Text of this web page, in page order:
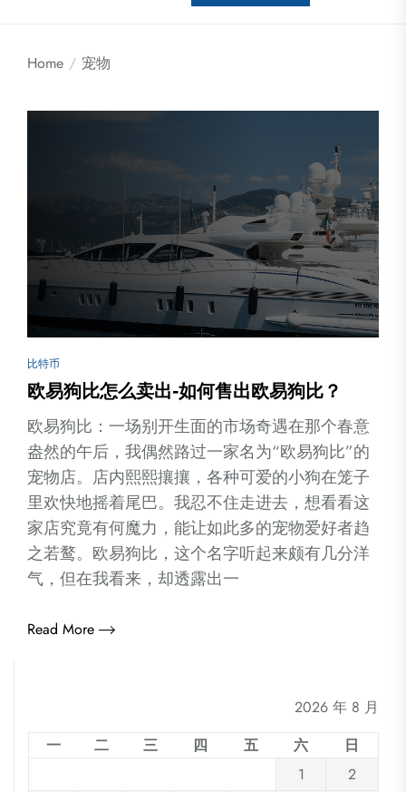
Home 宠物
比特币
欧易狗比怎么卖出-如何售出欧易狗比？
欧易狗比：一场别开生面的市场奇遇在那个春意
盎然的午后，我偶然路过一家名为“欧易狗比”的
宠物店。店内熙熙攘攘，各种可爱的小狗在笼子
里欢快地摇着尾巴。我忍不住走进去，想看看这
家店究竟有何魔力，能让如此多的宠物爱好者趋
之若鹜。欧易狗比，这个名字听起来颇有几分洋
气，但在我看来，却透露出一
Read More
2026 年 8 月
一
二 三 四 五 六
日
1
2